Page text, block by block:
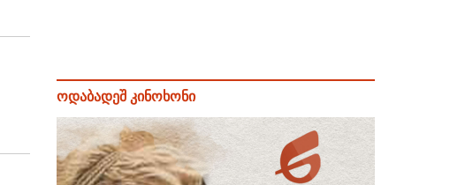
ოდაბადეშ კინოხონი